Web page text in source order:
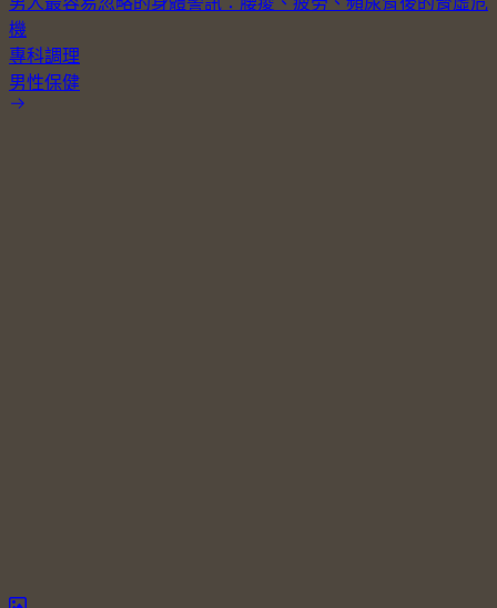
機
專科調理
男性保健